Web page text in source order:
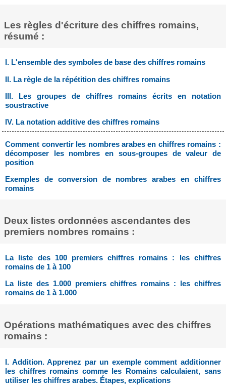
Les règles d'écriture des chiffres romains,
résumé :
I. L'ensemble des symboles de base des chiffres romains
II. La règle de la répétition des chiffres romains
III. Les groupes de chiffres romains écrits en notation
soustractive
IV. La notation additive des chiffres romains
Comment convertir les nombres arabes en chiffres romains :
décomposer les nombres en sous-groupes de valeur de
position
Exemples de conversion de nombres arabes en chiffres
romains
Deux listes ordonnées ascendantes des
premiers nombres romains :
La liste des 100 premiers chiffres romains : les chiffres
romains de 1 à 100
La liste des 1.000 premiers chiffres romains : les chiffres
romains de 1 à 1.000
Opérations mathématiques avec des chiffres
romains :
I. Addition. Apprenez par un exemple comment additionner
les chiffres romains comme les Romains calculaient, sans
utiliser les chiffres arabes. Étapes, explications